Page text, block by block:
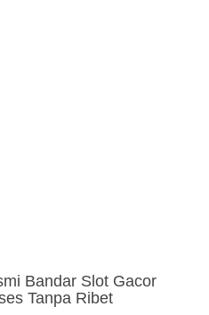
Bandar Slot Gacor
Tanpa Ribet